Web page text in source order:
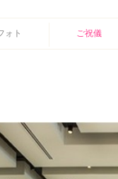
ォト ご祝儀